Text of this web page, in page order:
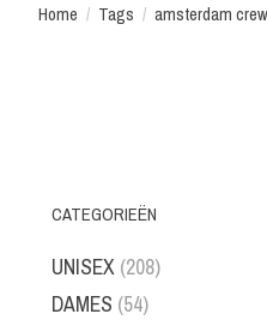
Home / Tags / amsterdam
CATEGORIEËN
UNISEX (208)
DAMES (54)